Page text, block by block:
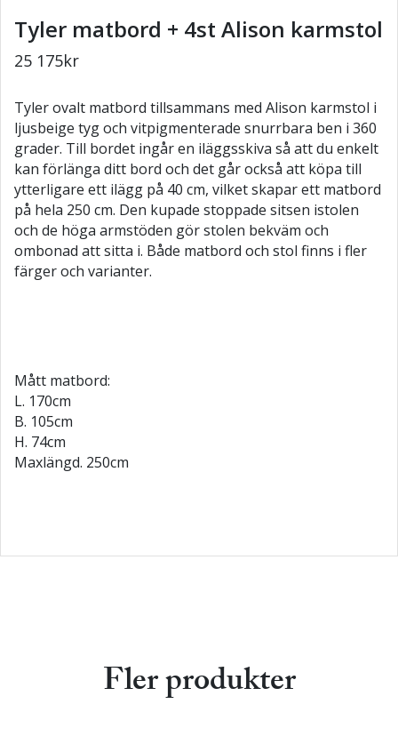
Tyler matbord + 4st Alison karmstol
25 175kr
Tyler ovalt matbord tillsammans med Alison karmstol i
ljusbeige tyg och vitpigmenterade snurrbara ben i 360
grader. Till bordet ingår en iläggsskiva så att du enkelt
kan förlänga ditt bord och det går också att köpa till
ytterligare ett ilägg på 40 cm, vilket skapar ett matbord
på hela 250 cm. Den kupade stoppade sitsen istolen
och de höga armstöden gör stolen bekväm och
ombonad att sitta i. Både matbord och stol finns i fler
färger och varianter.
Mått matbord:
L. 170cm
B. 105cm
H. 74cm
Maxlängd. 250cm
Fler produkter